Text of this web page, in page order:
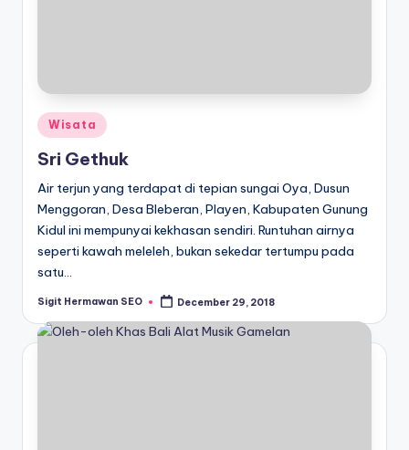
Posted
in
Wisata
Sri Gethuk
Air terjun yang terdapat di tepian sungai Oya, Dusun
Menggoran, Desa Bleberan, Playen, Kabupaten Gunung
Kidul ini mempunyai kekhasan sendiri. Runtuhan airnya
seperti kawah meleleh, bukan sekedar tertumpu pada
satu…
Posted
Sigit Hermawan SEO December 29, 2018